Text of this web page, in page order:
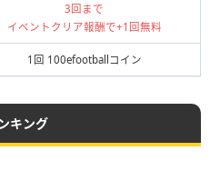
3回まで
イベントクリア報酬で+1回無料
1回 100efootballコイン
キング